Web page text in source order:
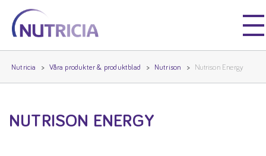
Nutricia
Nutricia
Nutricia Våra produkter & produktblad Nutrison Nutrison Energy
NUTRISON ENERGY